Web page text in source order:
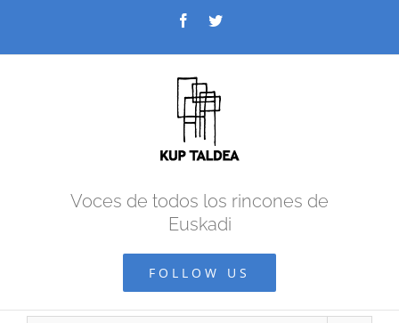
FacebookTwitter
Voces de todos los rincones de
Euskadi
FOLLOW US